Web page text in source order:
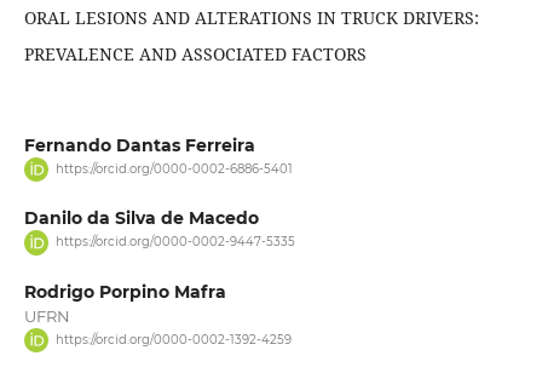
ORAL LESIONS AND ALTERATIONS IN TRUCK DRIVERS:
PREVALENCE AND ASSOCIATED FACTORS
Fernando Dantas Ferreira
https://orcid.org/0000-0002-6886-5401
Danilo da Silva de Macedo
https://orcid.org/0000-0002-9447-5335
Rodrigo Porpino Mafra
UFRN
https://orcid.org/0000-0002-1392-4259